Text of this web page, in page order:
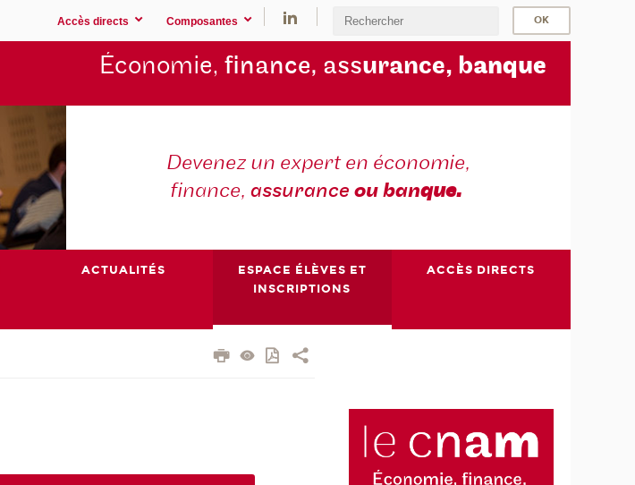
Accès directs Composantes
Économie, finance, assurance, banque
Devenez un expert en économie,
finance, assurance ou banque.
ACTUALITÉS
ESPACE ÉLÈVES ET
INSCRIPTIONS
ACCÈS DIRECTS